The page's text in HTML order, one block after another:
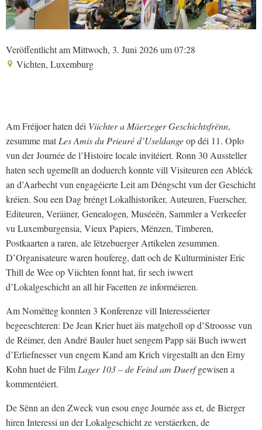
Veröffentlicht am Mittwoch, 3. Juni 2026 um 07:28
Vichten, Luxemburg
Am Fréijoer haten déi Viichter a Mäerzeger Geschichtsfrënn,
zesumme matLes Amis du Prieuré d’Useldangeop déi 11. Oplo
vun der Journée de l’Histoire locale invitéiert. Ronn 30 Aussteller
haten sech ugemellt an doduerch konnte vill Visiteuren een Abléck
an d’Aarbecht vun engagéierte Leit am Déngscht vun der Geschicht
kréien. Sou een Dag bréngt Lokalhistoriker, Auteuren, Fuerscher,
Editeuren, Veräiner, Genealogen, Muséeën, Sammler a Verkeefer
vu Luxemburgensia, Vieux Papiers, Mënzen, Timberen,
Postkaarten a raren, ale lëtzebuerger Artikelen zesummen.
D’Organisateure waren houfereg, datt och de Kulturminister Eric
Thill de Wee op Viichten fonnt hat, fir sech iwwert
d’Lokalgeschicht an all hir Facetten ze informéieren.
Am Nomëtteg konnten 3 Konferenze vill Interesséierter
begeeschteren: De Jean Krier huet äis matgeholl op d’Stroosse vun
de Réimer, den André Bauler huet sengem Papp säi Buch iwwert
d’Erliefnesser vun engem Kand am Krich virgestallt an den Erny
Kohn huet de FilmLager 103– de Feind am Duerfgewisen a
kommentéiert.
De Sënn an den Zweck vun esou enge Journée ass et, de Bierger
hiren Interessi un der Lokalgeschicht ze verstäerken, de